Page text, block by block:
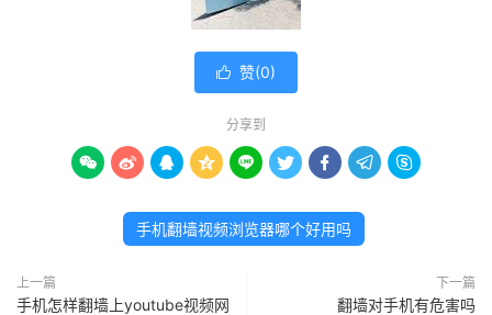
 赞(0)
分享到
        
手机翻墙视频浏览器哪个好用吗
上一篇
手机怎样翻墙上youtube视频网
下一篇
翻墙对手机有危害吗